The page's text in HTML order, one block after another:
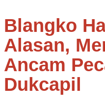
Blangko
Alasan,
Ancam
Dukcapil